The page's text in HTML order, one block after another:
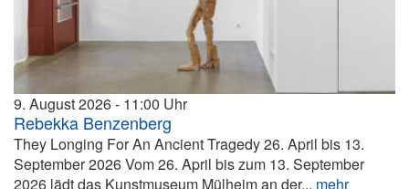
9. August 2026 11:00
Rebekka Benzenberg
They Longing For An Ancient Tragedy 26. April bis 13.
September 2026 Vom 26. April bis zum 13. September
2026 lädt das Kunstmuseum Mülheim an der... mehr